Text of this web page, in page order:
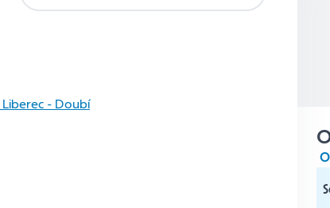
Liberec - Doubí